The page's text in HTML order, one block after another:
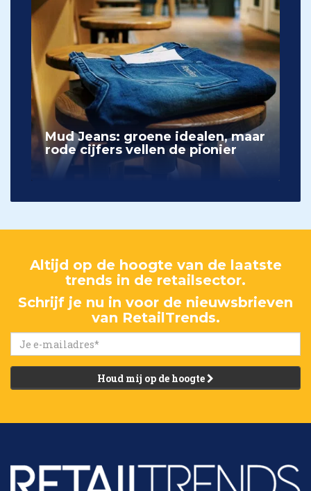
Mud Jeans: groene idealen, maar
rode cijfers vellen de pionier
Altijd op de hoogte van de laatste
trends in de retailsector.
Schrijf je nu in voor de nieuwsbrieven
van RetailTrends.
Houd mij op de hoogte